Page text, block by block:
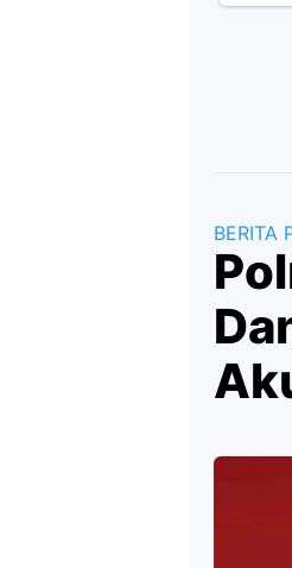
BERITA